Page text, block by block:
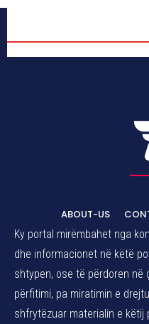
ABOUT-US
Ky portal mirëmbahet nga
dhe informacionet në këtë
shtypen, ose të përdoren
përfitimi, pa miratimin e
shfrytëzuar materialin e këtij